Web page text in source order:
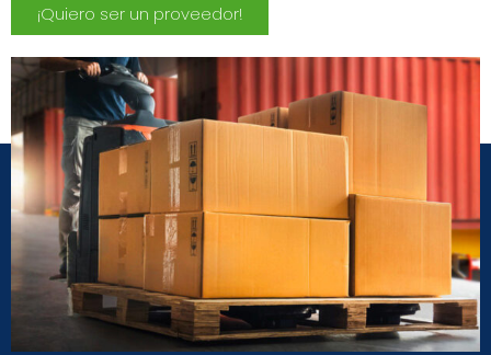
¡Quiero ser un proveedor!